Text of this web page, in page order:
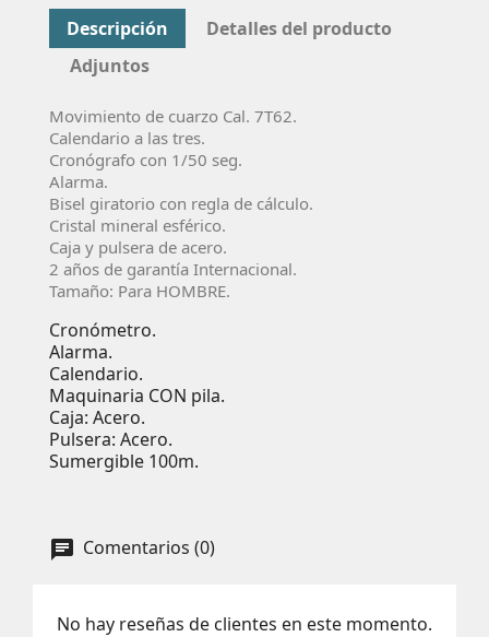
Descripción
Detalles del producto
Adjuntos
Movimiento de cuarzo Cal. 7T62.
Calendario a las tres.
Cronógrafo con 1/50 seg.
Alarma.
Bisel giratorio con regla de cálculo.
Cristal mineral esférico.
Caja y pulsera de acero.
2 años de garantía Internacional.
Tamaño: Para HOMBRE.
Cronómetro.
Alarma.
Calendario.
Maquinaria CON pila.
Caja: Acero.
Pulsera: Acero.
Sumergible 100m.
Comentarios (0)
No hay reseñas de clientes en este momento.